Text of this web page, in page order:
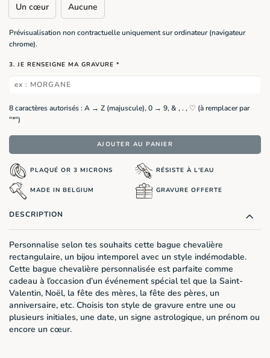
Un cœur Aucune
Prévisualisation non contractuelle uniquement sur ordinateur (navigateur
chrome).
3. JE RENSEIGNE MA GRAVURE *
8 caractères autorisés : A → Z (majuscule), 0 → 9, & , . , ♡ (à remplacer par
"*")
AJOUTER AU PANIER
PLAQUÉ OR 3 MICRONS
MADE IN BELGIUM
RÉSISTE À L'EAU
GRAVURE OFFERTE
DESCRIPTION
Personnalise selon tes souhaits cette bague chevalière
rectangulaire, un bijou intemporel avec un style indémodable.
Cette bague chevalière personnalisée est parfaite comme
cadeau à l’occasion d’un événement spécial tel que la Saint-
Valentin, Noël, la fête des mères, la fête des pères, un
anniversaire, etc. Choisis ton style de gravure entre une ou
plusieurs initiales, une date, un signe astrologique, un prénom ou
encore un cœur.